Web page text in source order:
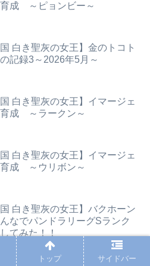
成 ～ピョンビー～
国 白き聖灰の女王】金のトコト
記録3～2026年5月～
国 白き聖灰の女王】イマージェ
育成 ～ラークン～
国 白き聖灰の女王】イマージェ
育成 ～ウリボン～
国 白き聖灰の女王】バクホーン
なでパンドラリーグSランク
てみた！！
国 白き聖灰の女王】イマージェ
トップ サイドバー